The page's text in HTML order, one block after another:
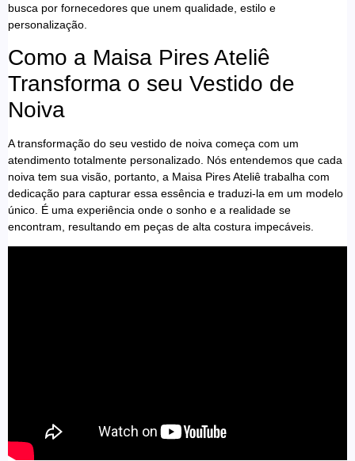
busca por fornecedores que unem qualidade, estilo e
personalização.
Como a Maisa Pires Ateliê
Transforma o seu Vestido de
Noiva
A transformação do seu vestido de noiva começa com um
atendimento totalmente personalizado. Nós entendemos que cada
noiva tem sua visão, portanto, a Maisa Pires Ateliê trabalha com
dedicação para capturar essa essência e traduzi-la em um modelo
único. É uma experiência onde o sonho e a realidade se
encontram, resultando em peças de alta costura impecáveis.